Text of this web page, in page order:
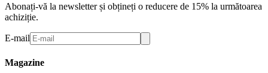
Abonați-vă la newsletter și obțineți o reducere de 15% la următoarea
achiziție.
E-mail
Magazine